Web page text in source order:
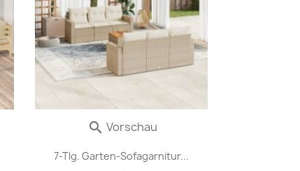
7-Tlg. Garten-Sofagarnitur...
 Vorschau